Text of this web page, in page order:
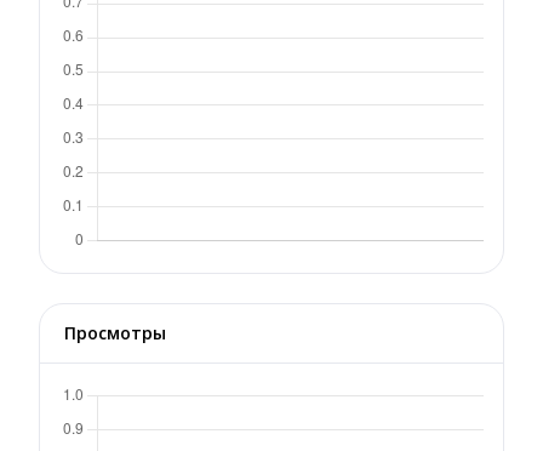
Просмотры